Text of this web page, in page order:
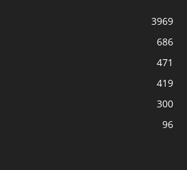
3969
686
471
419
300
96